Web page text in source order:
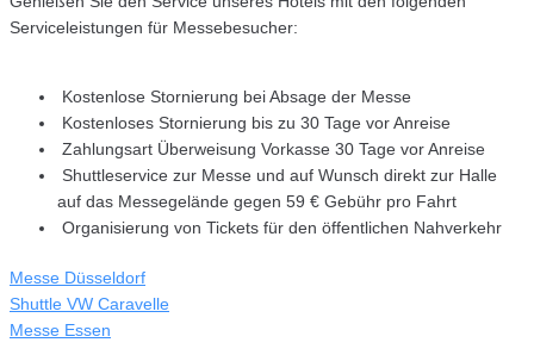
Serviceleistungen für Messebesucher:
Kostenlose Stornierung bei Absage der Messe
Kostenloses Stornierung bis zu 30 Tage vor Anreise
Zahlungsart Überweisung Vorkasse 30 Tage vor Anreise
Shuttleservice zur Messe und auf Wunsch direkt zur Halle
auf das Messegelände gegen 59 € Gebühr pro Fahrt
Organisierung von Tickets für den öffentlichen Nahverkehr
Messe Düsseldorf
Shuttle VW Caravelle
Messe Essen